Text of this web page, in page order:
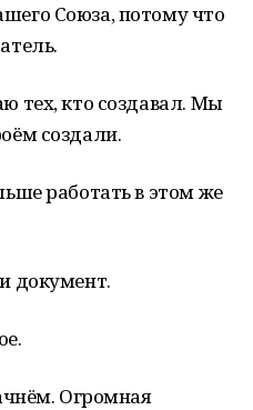
Союза, потому что
тех, кто создавал. Мы
создали.
работать в этом же
документ.
Огромная